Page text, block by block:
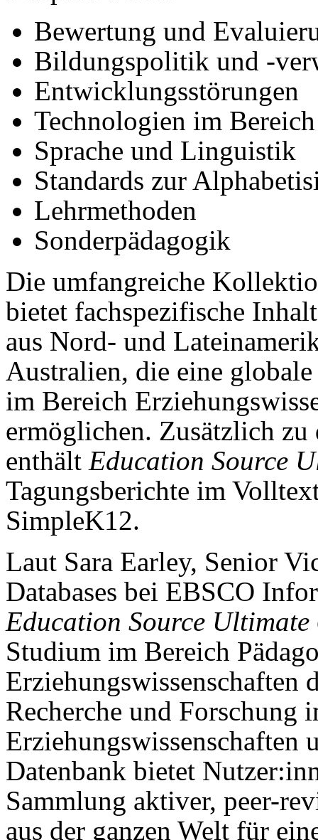
Bewertung und
Bildungspolitik und -
Entwicklungsstörungen
Technologien im
Sprache und Linguistik
Standards zur
Lehrmethoden
Sonderpädagogik
Die umfangreiche
bietet fachspezifische
aus Nord- und
Australien, die eine
im Bereich
ermöglichen. Zusätzlich
enthält Education Source
Tagungsberichte im
SimpleK12.
Laut Sara Earley, Senior
Databases bei EBSCO
Education Source Ultimate
Studium im Bereich
Erziehungswissenschaften
Recherche und Forschung
Erziehungswissenschaften
Datenbank bietet
Sammlung aktiver, peer-
aus der ganzen Welt für